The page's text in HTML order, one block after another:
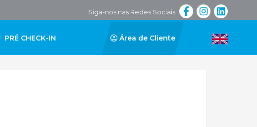
Siga-nos nas Redes Sociais
PRÉ CHECK-IN Área de Cliente